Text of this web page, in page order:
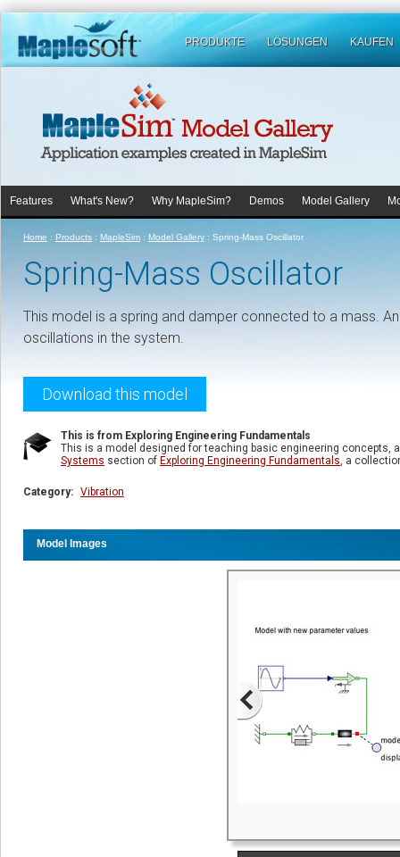
PRODUKTE LÖSUNGEN KAUFEN
Features What's New? Why MapleSim? Demos Model Gallery
Home : Products : MapleSim : Model Gallery : Spring-Mass Oscillator
Spring-Mass Oscillator
This model is a spring and damper connected to a mass.
oscillations in the system.
Download this model
This is from Exploring Engineering Fundamentals
This is a model designed for teaching basic engineering concepts,
Systems section of Exploring Engineering Fundamentals, a
Category: Vibration
Model Images